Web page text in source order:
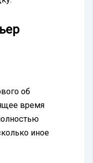
об
время
иное